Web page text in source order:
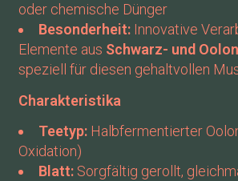
oder chemische Dünger
Besonderheit:Innovative
Elemente aus Schwarz- und
speziell für diesen gehaltvollen
Charakteristika
Teetyp:Halbfermentierter
Oxidation)
Blatt:Sorgfältig gerollt,